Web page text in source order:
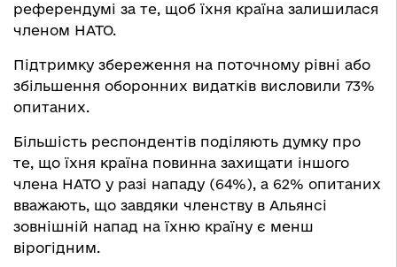
референдумі за те, щоб їхня країна залишилася
членом НАТО.
Підтримку збереження на поточному рівні або
збільшення оборонних видатків висловили 73%
опитаних.
Більшість респондентів поділяють думку про
те, що їхня країна повинна захищати іншого
члена НАТО у разі нападу (64%), а 62% опитаних
вважають, що завдяки членству в Альянсі
зовнішній напад на їхню країну є менш
вірогідним.